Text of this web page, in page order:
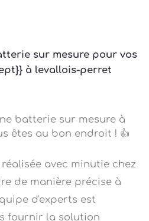
sur mesure pour vos
à levallois-perret
êtes au bon endroit ! 👍
de manière précise à
d'experts est
fournir la solution